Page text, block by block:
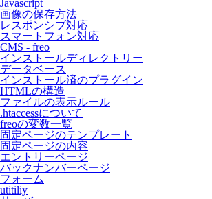
Javascript
画像の保存方法
レスポンシブ対応
スマートフォン対応
CMS - freo
インストールディレクトリー
データベース
インストール済のプラグイン
HTMLの構造
ファイルの表示ルール
.htaccessについて
freoの変数一覧
固定ページのテンプレート
固定ページの内容
エントリーページ
バックナンバーページ
フォーム
utitiliy